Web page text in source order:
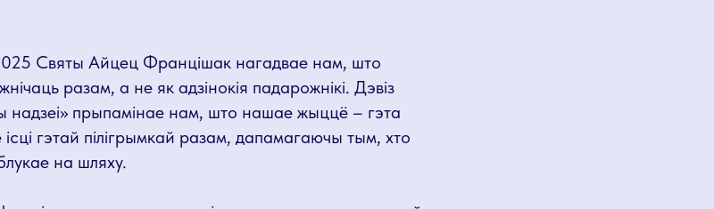
2025 Святы Айцец Францішак нагадвае нам, што
разам, а не як адзінокія падарожнікі. Дэвіз
надзеі» прыпамінае нам, што нашае жыццё – гэта
гэтай пілігрымкай разам, дапамагаючы тым, хто
на шляху.